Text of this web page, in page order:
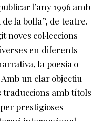
l’any 1996 amb
la bolla”, de teatre.
noves col·leccions
en diferents
la poesia o
un clar objectiu
traduccions amb títols
prestigioses